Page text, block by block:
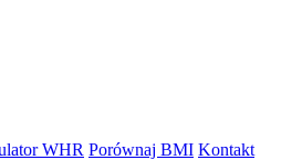
WHR Porównaj BMI Kontakt